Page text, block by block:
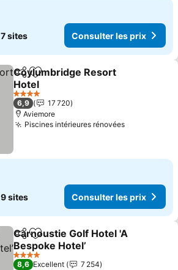
7 sites Consulter les prix
PartagerAjouter à mes favoris
Coylumbridge Resort
Hotel
Consulter les prix
4 Étoiles
6,9
17 720
Aviemore
Piscines intérieures rénovéesConsulter
9 sites Consulter les prix
PartagerAjouter à mes favoris
Carnoustie Golf Hotel 'A
Bespoke Hotel’
Consulter les prix
4 Étoiles
8,6 Excellent 7 254